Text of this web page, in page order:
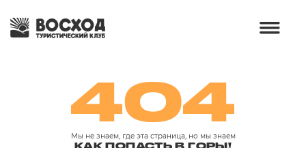
404
Мы не знаем, где эта страница, но мы знаем